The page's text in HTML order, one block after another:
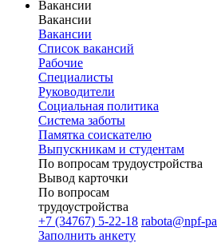
Вакансии
Вакансии
Вакансии
Список вакансий
Рабочие
Специалисты
Руководители
Cоциальная политика
Система заботы
Памятка соискателю
Выпускникам и студентам
По вопросам трудоустройства
Вывод карточки
По вопросам
трудоустройства
+7 (34767) 5-22-18 rabota@npf-
Заполнить анкету